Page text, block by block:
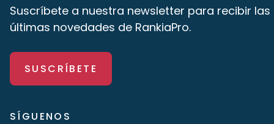
Suscríbete a nuestra newsletter para recibir las
últimas novedades de RankiaPro.
SUSCRÍBETE
SÍGUENOS